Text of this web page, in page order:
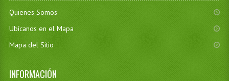
Quienes Somos
Ubícanos en el Mapa
Mapa del Sitio
INFORMACIÓN